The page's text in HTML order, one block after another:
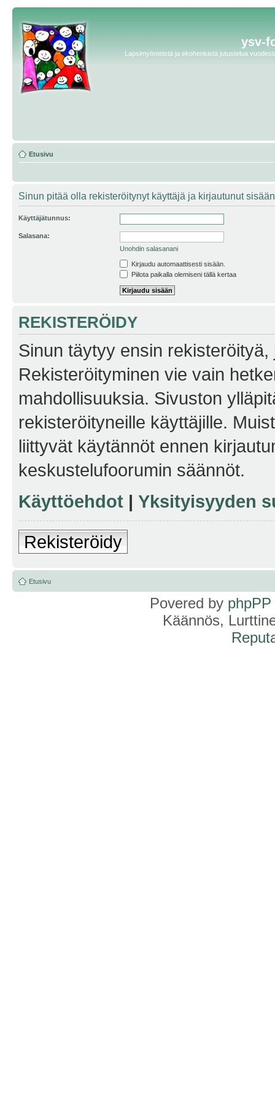
ysv-
Lapsimyönteistä ja ekohenkistä jutustelua
Etusivu
Sinun pitää olla rekisteröitynyt käyttäjä ja kirjautunut
Käyttäjätunnus:
Salasana:
Unohdin salasanani
Kirjaudu automaattisesti sisään.
Piilota paikalla olemiseni tällä kertaa
REKISTERÖIDY
Sinun täytyy ensin
Rekisteröityminen vie vain
mahdollisuuksia. Sivuston
rekisteröityneille käyttäjille.
liittyvät käytännöt ennen
keskustelufoorumin säännöt.
Käyttöehdot | Yksityisyyden
Rekisteröidy
Etusivu
Povered by phpPP
Käännös,